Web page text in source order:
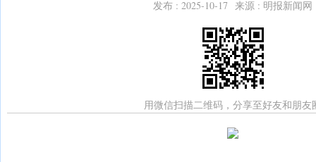
发布 : 2025-10-17 来源 : 明报新闻网
用微信扫描二维码，分享至好友和朋友